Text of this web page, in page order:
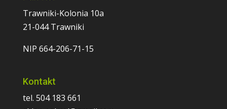
Trawniki-Kolonia 10a
21-044 Trawniki
NIP 664-206-71-15
Kontakt
tel. 504 183 661